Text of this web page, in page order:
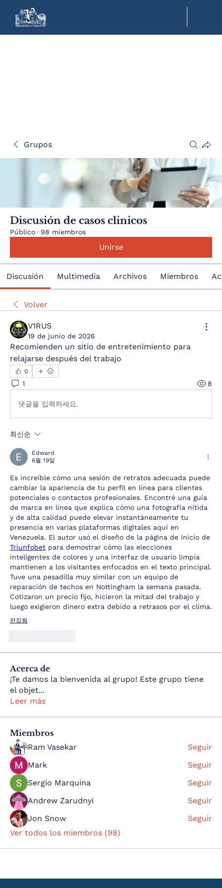
Grupos
Discusión de casos clinicos
Público · 98 miembros
Unirse
Discusión Multimedia Archivos Miembros
Volver
V1RUS
19 de junio de 2026
Recomienden un sitio de entretenimiento para
relajarse después del trabajo
0
1 8
댓글을 입력하세요.
최신순
Edward
6월 19일
Es increíble cómo una sesión de retratos adecuada puede
cambiar la apariencia de tu perfil en línea para clientes
potenciales o contactos profesionales. Encontré una guía
de marca en línea que explica cómo una fotografía nítida
y de alta calidad puede elevar instantáneamente tu
presencia en varias plataformas digitales aquí en
Triunfobet para demostrar cómo las elecciones
inteligentes de colores y una interfaz de usuario limpia
mantienen a los visitantes enfocados en el texto principal.
Tuve una pesadilla muy similar con un equipo de
reparación de techos en Nottingham la semana pasada.
Cotizaron un precio fijo, hicieron la mitad del trabajo y
luego exigieron dinero extra debido a retrasos por el clima.
편집됨
Acerca de
¡Te damos la bienvenida al grupo! Este grupo tiene
el objet...
Leer más
Miembros
Ram Vasekar
Seguir
Mark
Seguir
Sergio Marquina
Seguir
Andrew Zarudnyi
Seguir
Jon Snow
Seguir
Ver todos los miembros (98)